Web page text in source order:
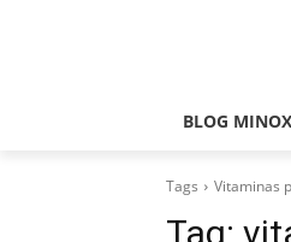
BLOG
Tags Vitaminas
Tag: